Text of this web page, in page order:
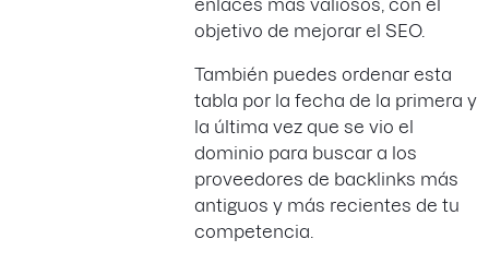
objetivo de mejorar el SEO.
También puedes ordenar esta
tabla por la fecha de la primera y
la última vez que se vio el
dominio para buscar a los
proveedores de backlinks más
antiguos y más recientes de tu
competencia.